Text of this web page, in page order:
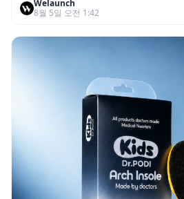
Welaunch
8월 5일 오전 1:42